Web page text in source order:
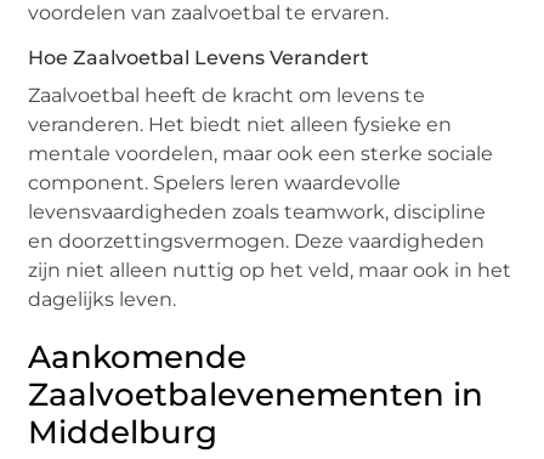
voordelen van zaalvoetbal te ervaren.
Hoe Zaalvoetbal Levens Verandert
Zaalvoetbal heeft de kracht om levens te
veranderen. Het biedt niet alleen fysieke en
mentale voordelen, maar ook een sterke sociale
component. Spelers leren waardevolle
levensvaardigheden zoals teamwork, discipline
en doorzettingsvermogen. Deze vaardigheden
zijn niet alleen nuttig op het veld, maar ook in het
dagelijks leven.
Aankomende
Zaalvoetbalevenementen in
Middelburg